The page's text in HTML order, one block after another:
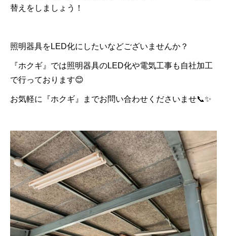
替えをしましょう！
照明器具をLED化にしたいなどございませんか？
『ホクギ』では照明器具のLED化や電気工事も自社加工
で行っております😊
お気軽に『ホクギ』までお問い合わせくださいませ📞✨